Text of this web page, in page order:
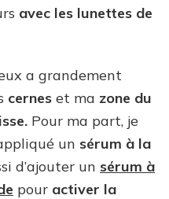
avec les lunettes de
a grandement
cernes et ma zone du
Pour ma part, je
un sérum à la
d’ajouter un sérum à
pour activer la